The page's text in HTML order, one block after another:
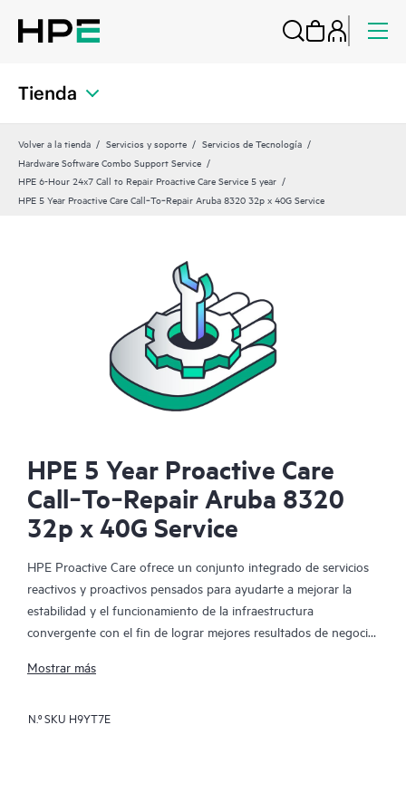
Tienda
Volver a la tienda Servicios y soporte
Servicios de Tecnología
Hardware Software Combo Support Service
HPE 6-Hour 24x7 Call to Repair Proactive Care Service 5 year
HPE 5 Year Proactive Care Call‑To‑Repair Aruba 8320 32p x 40G Service
HPE 5 Year Proactive Care
Call‑To‑Repair Aruba 8320
32p x 40G Service
HPE Proactive Care ofrece un conjunto integrado de servicios
reactivos y proactivos pensados para ayudarte a mejorar la
estabilidad y el funcionamiento de la infraestructura
convergente con el fin de lograr mejores resultados de negocio.
componentes deben trabajar en conjunto y de manera
para dar soporte a los dispositivos presentes en estos
Mostrar más
N.º SKU H9YT7E